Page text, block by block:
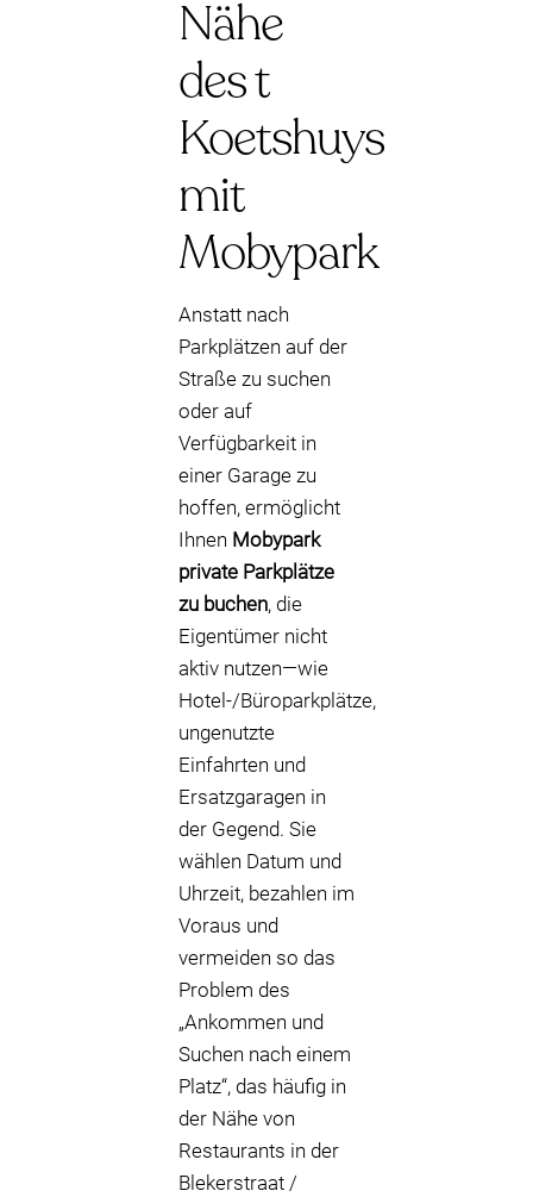
Nähe
des t
Koetshuys
mit
Mobypark
Anstatt nach
Parkplätzen auf der
Straße zu suchen
oder auf
Verfügbarkeit in
einer Garage zu
hoffen, ermöglicht
Ihnen Mobypark
private Parkplätze
zu buchen, die
Eigentümer nicht
aktiv nutzen—wie
Hotel-/Büroparkplätze,
ungenutzte
Einfahrten und
Ersatzgaragen in
der Gegend. Sie
wählen Datum und
Uhrzeit, bezahlen im
Voraus und
vermeiden so das
Problem des
„Ankommen und
Suchen nach einem
Platz“, das häufig in
der Nähe von
Restaurants in der
Blekerstraat /